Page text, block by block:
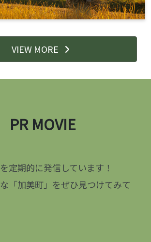
VIEW MORE
PR MOVIE
定期的に発信しています！
「加美町」をぜひ見つけてみて